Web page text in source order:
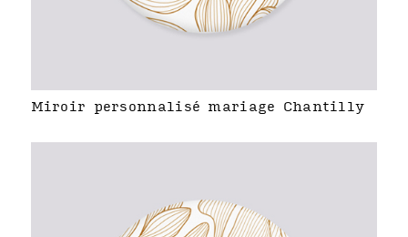
Miroir personnalisé mariage Chantilly